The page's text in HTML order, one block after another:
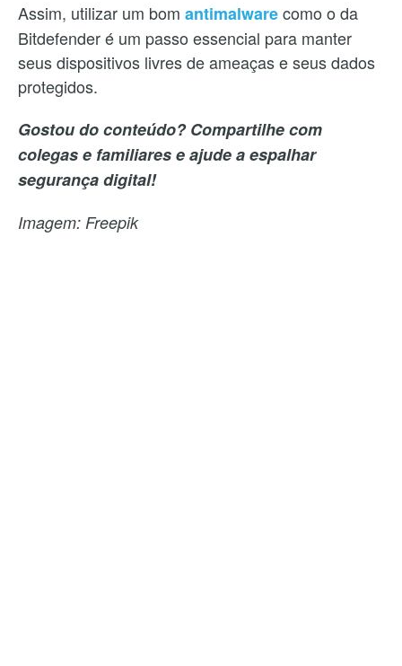
Assim, utilizar um bom antimalwarecomo o da
Bitdefender é um passo essencial para manter
seus dispositivos livres de ameaças e seus dados
protegidos.
Gostou do conteúdo? Compartilhe com
colegas e familiares e ajude a espalhar
segurança digital!
Imagem: Freepik